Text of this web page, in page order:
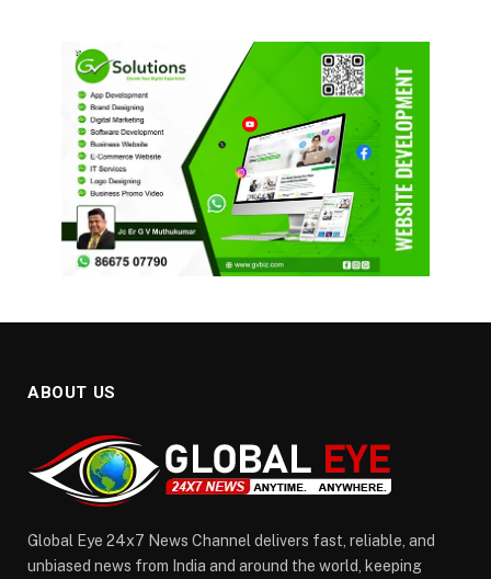
ABOUT US
Global Eye 24x7 News Channel delivers fast, reliable, and
unbiased news from India and around the world, keeping